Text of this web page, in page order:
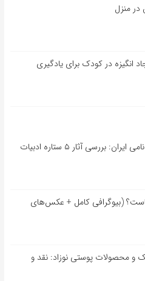
در منزل
برجسته‌ترین شاعران نامی ایران: بررسی آثار ۵ ستاره ادبیات
(بیوگرافی کامل + عکس‌های
و محصولات پوستی نوزاد: نقد و